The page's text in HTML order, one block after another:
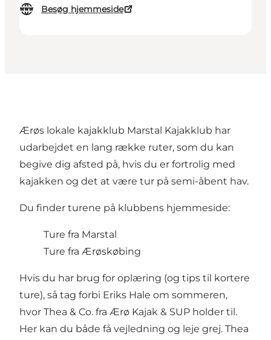
Besøg hjemmeside
Ærøs lokale kajakklub Marstal Kajakklub har
udarbejdet en lang række ruter, som du kan
begive dig afsted på, hvis du er fortrolig med
kajakken og det at være tur på semi-åbent hav.
Du finder turene på klubbens hjemmeside:
Ture fra Marstal
Ture fra Ærøskøbing
Hvis du har brug for oplæring (og tips til kortere
ture), så tag forbi Eriks Hale om sommeren,
hvor Thea & Co. fra Ærø Kajak & SUP holder til.
Her kan du både få vejledning og leje grej. Thea